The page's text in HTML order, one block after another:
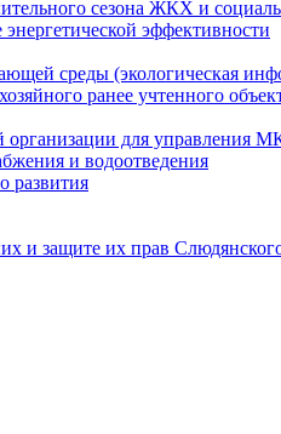
сезона ЖКХ и
эффективности
среды (экологическая
ранее учтенного
организации для управления
и водоотведения
развития
и защите их прав